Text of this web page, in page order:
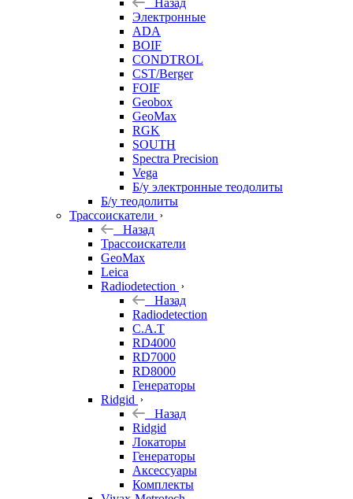
Назад
Электронные
ADA
BOIF
CONDTROL
CST/Berger
FOIF
Geobox
GeoMax
RGK
SOUTH
Spectra Precision
Vega
Б/у электронные теодолиты
Б/у теодолиты
Трассоискатели
Назад
Трассоискатели
GeoMax
Leica
Radiodetection
Назад
Radiodetection
C.A.T
RD4000
RD7000
RD8000
Генераторы
Ridgid
Назад
Ridgid
Локаторы
Генераторы
Аксессуары
Комплекты